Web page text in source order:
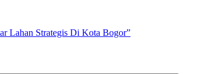
Lahan Strategis Di Kota Bogor”